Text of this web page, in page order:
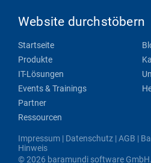
Website durchstöbern
Startseite
Produkte
IT-Lösungen
Events & Trainings
Partner
Ressourcen
Impressum | Datenschutz |AGB |
Hinweis
© 2026 baramundi software